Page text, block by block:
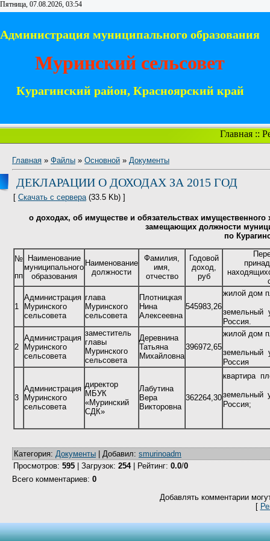
Пятница, 07.08.2026, 03:54
Администрация муниципального образования
Муринский сельсовет
Курагинский район, Красноярский край
Главная::
Главная » Файлы » Основной » Документы
ДЕКЛАРАЦИИ О ДОХОДАХ ЗА 2015 ГОД
[ Скачать с сервера(33.5 Kb) ]
о доходах, об имуществе и обязательствах
замещающих должности
по
№
пп
Наименование
муниципального
образования
Наименование
должности
Фамилия,
имя,
отчество
Годовой
доход,
руб
1
Администрация
Муринского
сельсовета
глава
Муринского
сельсовета
Плотницкая
Нина
Алексеевна
545983,26
жилой дом
земельный
Россия.
2
Администрация
Муринского
сельсовета
заместитель
главы
Муринского
сельсовета
Деревнина
Татьяна
Михайловна
396972,65
жилой дом
земельный
Россия
3
Администрация
Муринского
сельсовета
директор
МБУК
«Муринский
СДК»
Лабутина
Вера
Викторовна
362264,30
квартира
земельный
Россия;
Категория: Документы Добавил: smurinoadm
Просмотров: 595 Загрузок: 254| Рейтинг: 0.0/0
Всего комментариев: 0
Добавлять комментарии
[